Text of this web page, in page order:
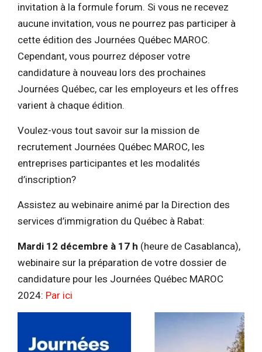
invitation à la formule forum. Si vous ne recevez
aucune invitation, vous ne pourrez pas participer à
cette édition des Journées Québec MAROC.
Cependant, vous pourrez déposer votre
candidature à nouveau lors des prochaines
Journées Québec, car les employeurs et les offres
varient à chaque édition.
Voulez-vous tout savoir sur la mission de
recrutement Journées Québec MAROC, les
entreprises participantes et les modalités
d’inscription?
Assistez au webinaire animé par la Direction des
services d’immigration du Québec à Rabat:
Mardi 12 décembre à 17 h (heure de Casablanca),
webinaire sur la préparation de votre dossier de
candidature pour les Journées Québec MAROC
2024: Par ici